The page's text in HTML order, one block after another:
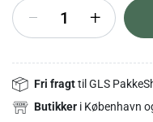
+
Fri fragttil GLS
Butikker i København